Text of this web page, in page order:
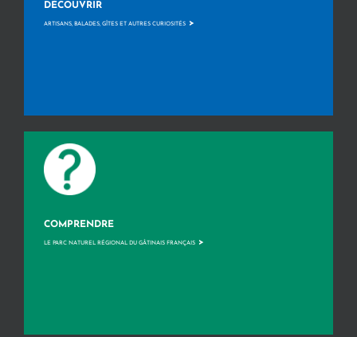
DÉCOUVRIR
ARTISANS, BALADES, GÎTES ET AUTRES CURIOSITÉS >
COMPRENDRE
LE PARC NATUREL RÉGIONAL DU GÂTINAIS FRANÇAIS >